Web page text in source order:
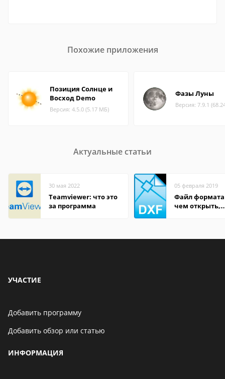
Похожие приложения
Позиция Солнце и
Восход Demo
Версия: 4.5.0 (5.17 МБ)
Фазы Луны
Версия: 7.9.1
Актуальные статьи
30 мая 2022
Teamviewer: что это
за программа
05 февраля 2019
Файл формата
чем открыть,
УЧАСТИЕ
Добавить программу
Добавить обзор или статью
ИНФОРМАЦИЯ